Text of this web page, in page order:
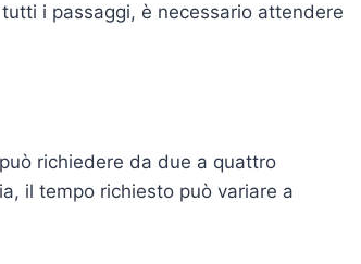
i passaggi, è necessario attendere
richiedere da due a quattro
il tempo richiesto può variare a